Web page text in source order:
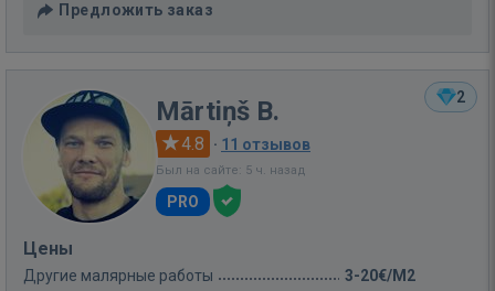
Предложить заказ
2
Mārtiņš B.
4.8 · 11 отзывов
Был на сайте: 5 ч. назад
PRO
Цены
Другие малярные работы 3-20€/M2